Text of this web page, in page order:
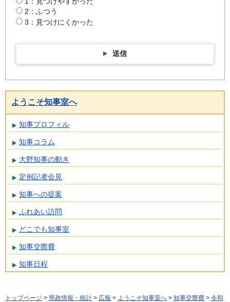
2：ふつう
3：見つけにくかった
送信
ようこそ知事室へ
知事プロフィル
知事コラム
大野知事の動き
定例記者会見
知事への提案
ふれあい訪問
どこでも知事室
知事交際費
知事日程
トップページ > 県政情報・統計 > 広報 > ようこそ知事室へ > 知事交際費 > 令和